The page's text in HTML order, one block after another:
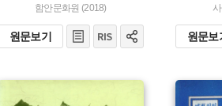
함안문화원 (2018)
원문보기 원문보